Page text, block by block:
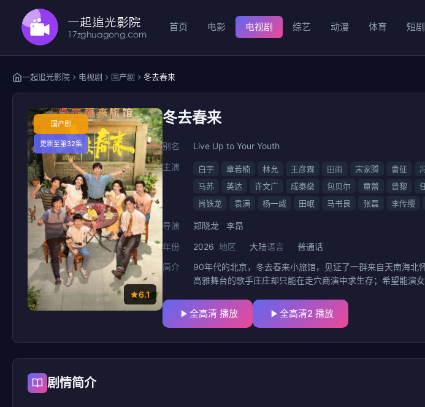
首页 电影 电视剧 综艺 动漫 体育 短剧
一起追光影院 电视剧 国产剧 冬去春来
国产剧
更新至第32集
6.1
冬去春来
别名
Live Up to Your Youth
主演
白宇 章若楠 林允 王彦霖 田雨 宋家腾 曹征
马苏
英达 许文广 成泰燊 包贝尔 童蕾 曾黎
尚铁龙
袁满 杨一威 田岷 马书良 张磊 李传缨
导演 郑晓龙
李昂
年份
2026 地区 大陆语言
普通话
简介
90年代的北京，冬去春来小旅馆，见证了一群来自天南海
高雅舞台的歌手庄庄却只能在走穴商演中求生存；希望能演
拼搏，但现实总是残酷和无奈，走过千禧年，来到新时代，
全高清 播放 全高清2 播放
剧情简介